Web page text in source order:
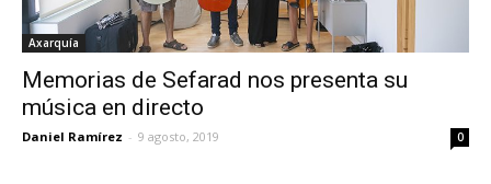
Axarquía
Memorias de Sefarad nos presenta su
música en directo
Daniel Ramírez - 9 agosto, 2019 0